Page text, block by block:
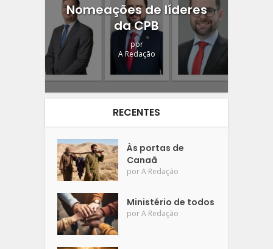
Nomeações de líderes
da CPB
por
A Redação
RECENTES
Às portas de
Canaã
porA Redação
Ministério de todos
porA Redação